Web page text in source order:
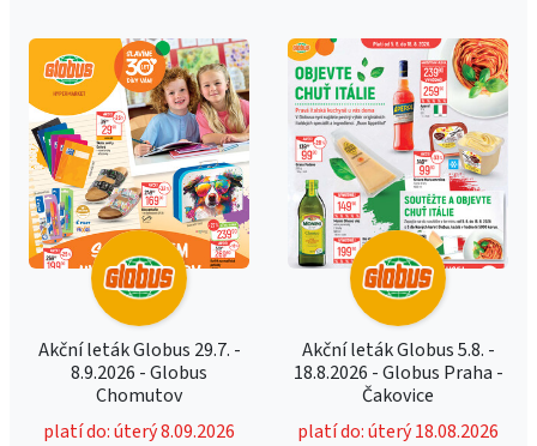
Akční leták Globus 29.7. -
8.9.2026 - Globus
Chomutov
platí do: úterý 8.09.2026
Akční leták Globus 5.8. -
18.8.2026 - Globus Praha -
Čakovice
platí do: úterý 18.08.2026